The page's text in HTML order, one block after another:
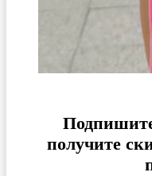
получите